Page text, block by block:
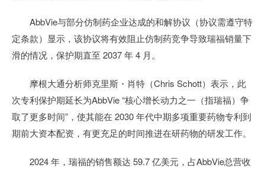
AbbVie与部分仿制药企业达成的和解协议（协议需遵守特
定条款）显示，该协议将有效阻止仿制药竞争导致瑞福销量下
滑的情况，保护期直至 2037 年 4 月。
摩根大通分析师克里斯・肖特（Chris Schott）表示，此
次专利保护期延长为AbbVie “核心增长动力之一（指瑞福）争
取了更多时间”，使其能在 2030 年代中期多项重要药物专利到
期前大资本配资，有更充足的时间推进在研药物的研发工作。
2024 年，瑞福的销售额达 59.7 亿美元，占AbbVie总营收